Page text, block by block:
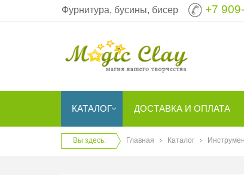
Фурнитура, бусины, бисер +7
КАТАЛОГ ДОСТАВКА И ОПЛАТА
Вы здесь: Главная Каталог